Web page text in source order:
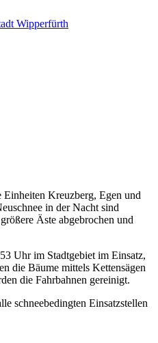
Kreuzberg, Egen und
in der Nacht sind
Äste abgebrochen und
Uhr im Stadtgebiet im Einsatz,
die Bäume mittels Kettensägen
die Fahrbahnen gereinigt.
schneebedingten Einsatzstellen